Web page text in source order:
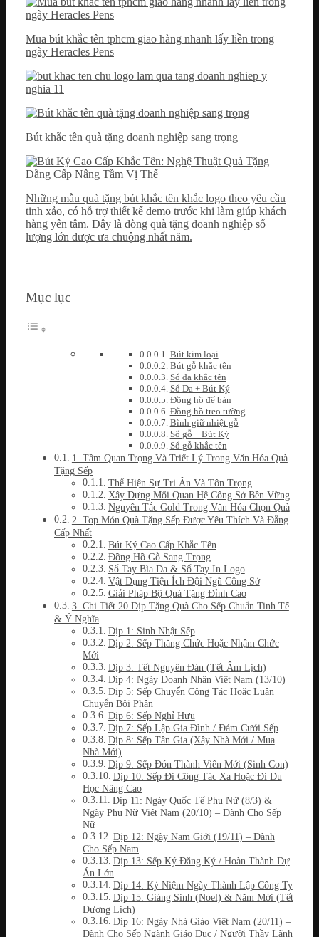
Mua bút khắc tên tphcm giao hàng nhanh lấy liền trong
ngày Heracles Pens
Bút khắc tên quà tặng doanh nghiệp sang trọng
Những mẫu quà tặng bút khắc tên khắc logo theo yêu cầu
tinh xảo, có hỗ trợ thiết kế demo trước khi làm giúp khách
hàng yên tâm. Đây là dòng quà tặng doanh nghiệp số
lượng lớn được ưa chuộng nhất năm.
Mục lục
Bút kim loại
Bút gỗ khắc tên
Sổ da khắc tên
Sổ Da + Bút Ký
Đồng hồ để bàn
Đồng hồ treo tường
Bình giữ nhiệt gỗ
Sổ gỗ + Bút Ký
Sổ gỗ khắc tên
1. Tầm Quan Trọng Và Triết Lý Trong Văn Hóa Quà
Tặng Sếp
Thể Hiện Sự Tri Ân Và Tôn Trọng
Xây Dựng Mối Quan Hệ Công Sở Bền Vững
Nguyên Tắc Gold Trong Văn Hóa Chọn Quà
2. Top Món Quà Tặng Sếp Được Yêu Thích Và Đẳng
Cấp Nhất
Bút Ký Cao Cấp Khắc Tên
Đồng Hồ Gỗ Sang Trọng
Sổ Tay Bìa Da & Sổ Tay In Logo
Vật Dụng Tiện Ích Đội Ngũ Công Sở
Giải Pháp Bộ Quà Tặng Đỉnh Cao
3. Chi Tiết 20 Dịp Tặng Quà Cho Sếp Chuẩn Tinh Tế
& Ý Nghĩa
Dịp 1: Sinh Nhật Sếp
Dịp 2: Sếp Thăng Chức Hoặc Nhậm Chức
Mới
Dịp 3: Tết Nguyên Đán (Tết Âm Lịch)
Dịp 4: Ngày Doanh Nhân Việt Nam (13/10)
Dịp 5: Sếp Chuyển Công Tác Hoặc Luân
Chuyển Bội Phận
Dịp 6: Sếp Nghỉ Hưu
Dịp 7: Sếp Lập Gia Đình / Đám Cưới Sếp
Dịp 8: Sếp Tân Gia (Xây Nhà Mới / Mua
Nhà Mới)
Dịp 9: Sếp Đón Thành Viên Mới (Sinh Con)
Dịp 10: Sếp Đi Công Tác Xa Hoặc Đi Du
Học Nâng Cao
Dịp 11: Ngày Quốc Tế Phụ Nữ (8/3) &
Ngày Phụ Nữ Việt Nam (20/10) – Dành Cho Sếp
Nữ
Dịp 12: Ngày Nam Giới (19/11) – Dành
Cho Sếp Nam
Dịp 13: Sếp Ký Đăng Ký / Hoàn Thành Dự
Án Lớn
Dịp 14: Kỷ Niệm Ngày Thành Lập Công Ty
Dịp 15: Giáng Sinh (Noel) & Năm Mới (Tết
Dương Lịch)
Dịp 16: Ngày Nhà Giáo Việt Nam (20/11) –
Dành Cho Sếp Ngành Giáo Dục / Người Thầy Lãnh